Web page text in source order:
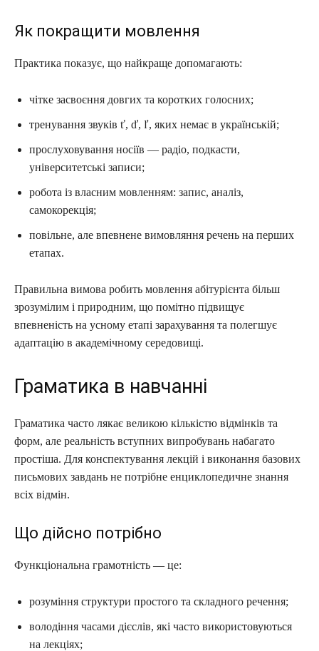
Як покращити мовлення
Практика показує, що найкраще допомагають:
чітке засвоєння довгих та коротких голосних;
тренування звуків ť, ď, ľ, яких немає в українській;
прослуховування носіїв — радіо, подкасти,
університетські записи;
робота із власним мовленням: запис, аналіз,
самокорекція;
повільне, але впевнене вимовляння речень на перших
етапах.
Правильна вимова робить мовлення абітурієнта більш
зрозумілим і природним, що помітно підвищує
впевненість на усному етапі зарахування та полегшує
адаптацію в академічному середовищі.
Граматика в навчанні
Граматика часто лякає великою кількістю відмінків та
форм, але реальність вступних випробувань набагато
простіша. Для конспектування лекцій і виконання базових
письмових завдань не потрібне енциклопедичне знання
всіх відмін.
Що дійсно потрібно
Функціональна грамотність — це:
розуміння структури простого та складного речення;
володіння часами дієслів, які часто використовуються
на лекціях;